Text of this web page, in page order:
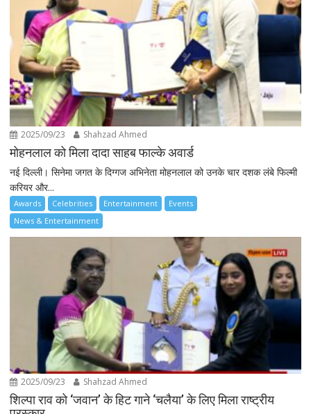
2025/09/23 Shahzad Ahmed
मोहनलाल को मिला दादा साहब फाल्के अवार्ड
नई दिल्ली। सिनेमा जगत के दिग्गज अभिनेता मोहनलाल को उनके चार दशक लंबे फिल्मी
करियर और...
Awards Celebrities Entertainment
Events
News & Entertainment
2025/09/23 Shahzad Ahmed
शिल्पा राव को ‘जवान’ के हिट गाने ‘चलैया’ के लिए मिला राष्ट्रीय